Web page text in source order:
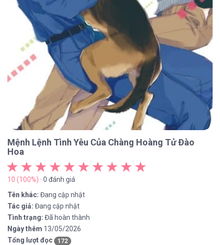
Mệnh Lệnh Tình Yêu Của Chàng Hoàng Tử Đào
Hoa
10 (100%) · 0 đánh giá
Tên khác: Đang cập nhật
Tác giả: Đang cập nhật
Tình trạng: Đã hoàn thành
Ngày thêm 13/05/2026
Tổng lượt đọc
172